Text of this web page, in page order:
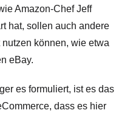
Amazon-Chef Jeff
hat, sollen auch andere
können, wie etwa
eBay.
es formuliert, ist es das
dass es hier